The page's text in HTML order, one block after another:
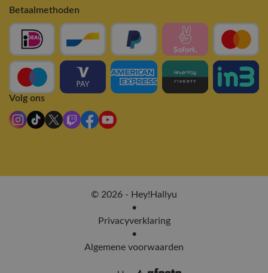
Betaalmethoden
Volg ons
© 2026 - Hey!Hallyu
•
Privacyverklaring
•
Algemene voorwaarden